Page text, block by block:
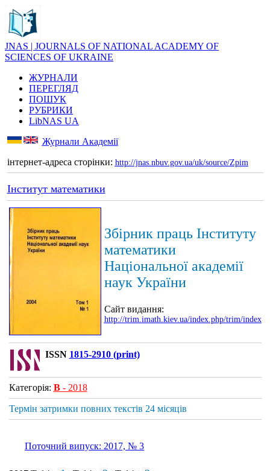
JNAS | JOURNALS OF NATIONAL ACADEMY OF
SCIENCES OF UKRAINE
ЖУРНАЛИ
ПЕРЕГЛЯД
ПОШУК
РУБРИКИ
LibNAS UA
Журнали Академії
інтернет-адреса сторінки: http://jnas.nbuv.gov.ua/uk/source/Zpim
Інститут математики
Збірник праць Інституту
математики
Національної академії
наук України
Сайт видання:
http://trim.imath.kiev.ua/index.php/trim/index
ISSN 1815-2910 (print)
Категорія: В- 2018
Термін затримки повних текстів 24 місяців
Поточний випуск: 2017, № 3